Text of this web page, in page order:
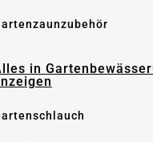
in